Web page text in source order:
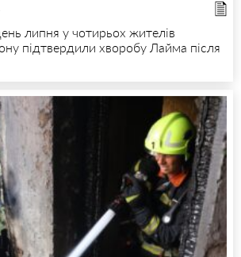
липня у чотирьох жителів
підтвердили хворобу Лайма після